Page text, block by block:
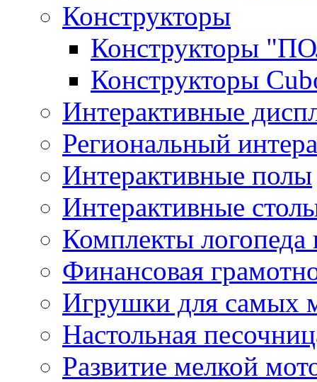
Конструкторы
Конструкторы
Конструкторы
Интерактивные
Региональный
Интерактивные полы
Интерактивные
Комплекты логопеда
Финансовая
Игрушки для самых
Настольная
Развитие мелкой